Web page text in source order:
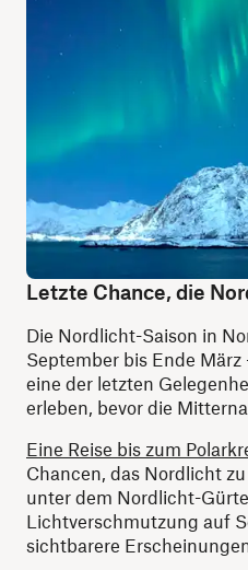
Letzte Chance, die
Die Nordlicht-Saison in
September bis Ende
eine der letzten
erleben, bevor die
Eine Reise bis zum
Chancen, das Nordlicht
unter dem Nordlicht-
Lichtverschmutzung auf
sichtbarere